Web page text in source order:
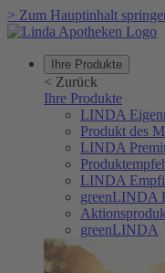
> Zum Hauptinhalt
Ihre Produkte
< Zurück
Ihre Produkte
LINDA
Produkt des
LINDA
LINDA
greenLINDA
greenLINDA